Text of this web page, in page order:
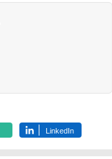
LinkedIn